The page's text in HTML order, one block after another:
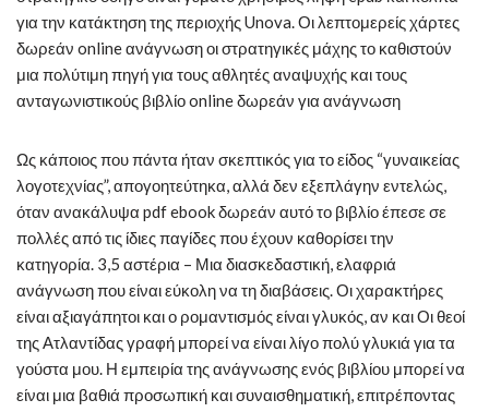
για την κατάκτηση της περιοχής Unova. Οι λεπτομερείς χάρτες
δωρεάν online ανάγνωση οι στρατηγικές μάχης το καθιστούν
μια πολύτιμη πηγή για τους αθλητές αναψυχής και τους
ανταγωνιστικούς βιβλίο online δωρεάν για ανάγνωση
Ως κάποιος που πάντα ήταν σκεπτικός για το είδος “γυναικείας
λογοτεχνίας”, απογοητεύτηκα, αλλά δεν εξεπλάγην εντελώς,
όταν ανακάλυψα pdf ebook δωρεάν αυτό το βιβλίο έπεσε σε
πολλές από τις ίδιες παγίδες που έχουν καθορίσει την
κατηγορία. 3,5 αστέρια – Μια διασκεδαστική, ελαφριά
ανάγνωση που είναι εύκολη να τη διαβάσεις. Οι χαρακτήρες
είναι αξιαγάπητοι και ο ρομαντισμός είναι γλυκός, αν και Οι θεοί
της Ατλαντίδας γραφή μπορεί να είναι λίγο πολύ γλυκιά για τα
γούστα μου. Η εμπειρία της ανάγνωσης ενός βιβλίου μπορεί να
είναι μια βαθιά προσωπική και συναισθηματική, επιτρέποντας